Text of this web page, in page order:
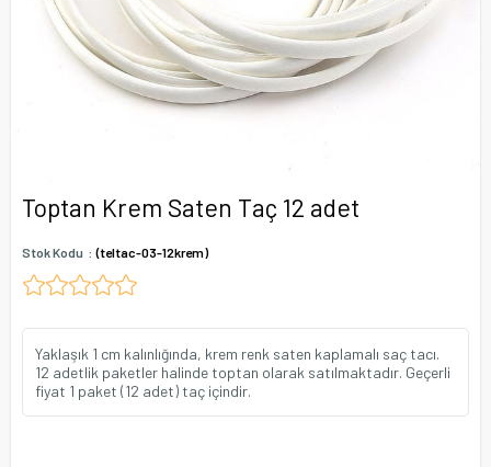
Toptan Krem Saten Taç 12 adet
Stok Kodu (teltac-03-12krem)
Yaklaşık 1 cm kalınlığında, krem renk saten kaplamalı saç tacı.
12 adetlik paketler halinde toptan olarak satılmaktadır. Geçerli
fiyat 1 paket (12 adet) taç içindir.